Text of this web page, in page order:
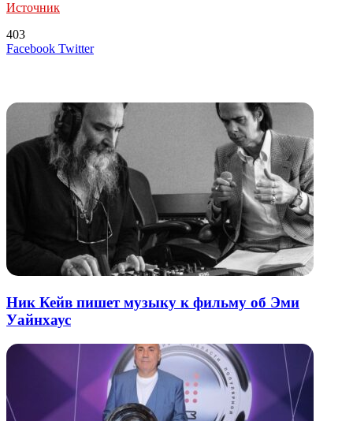
Источник
403
Facebook TwitterLinkedIn
Tumblr
Reddit
Вконтакте
Одноклассники
Skype
Messenger
Messenger
WhatsApp
Telegram
Viber
Line
Поделиться
Печатать
Ник Кейв пишет музыку к фильму об Эми
Уайнхаус